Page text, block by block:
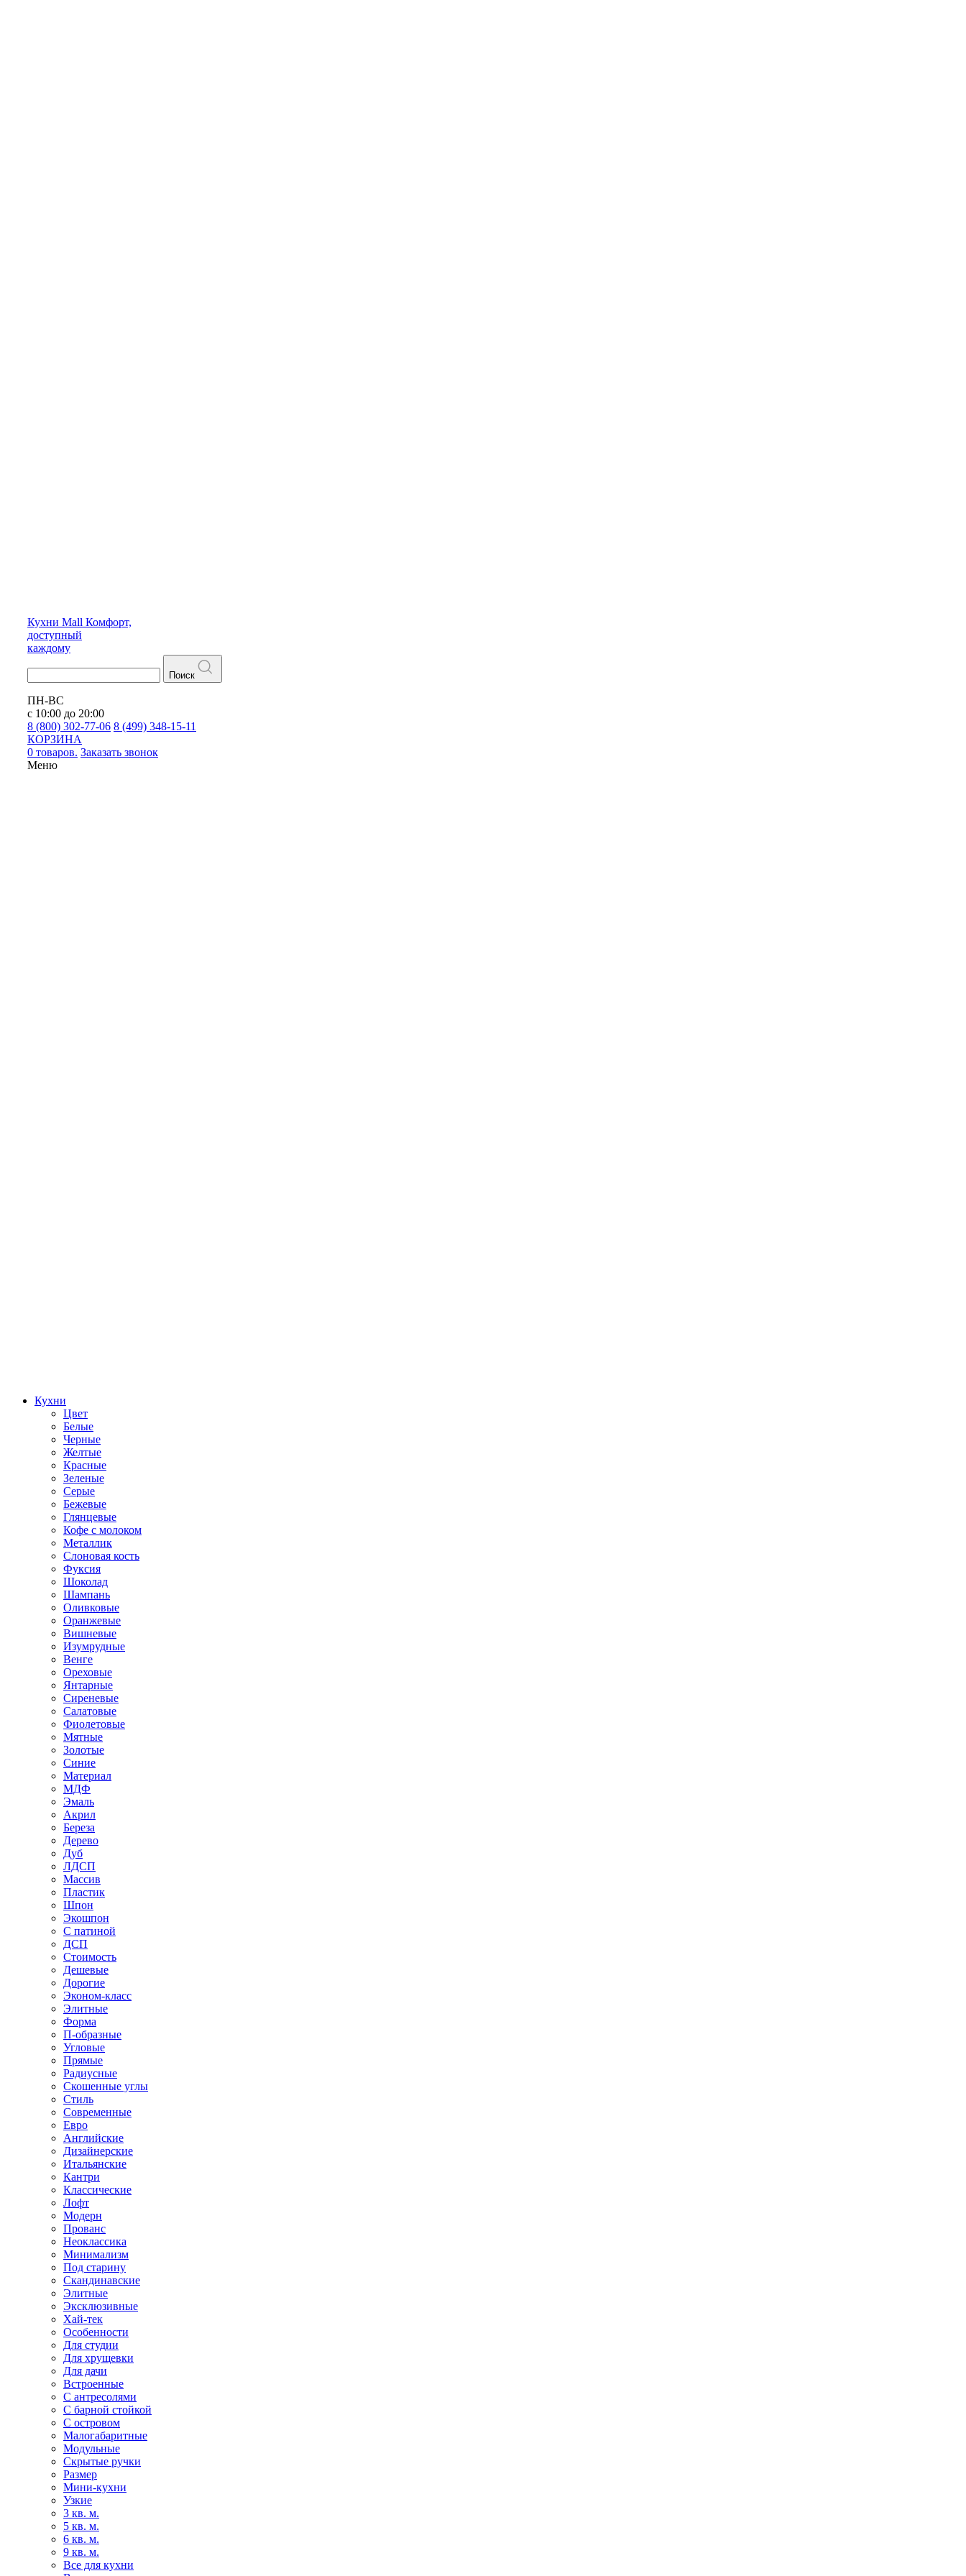
Кухни Mall Комфорт,
доступный
каждому
Поиск
ПН-ВС
с 10:00 до 20:00
8 (800) 302-77-06 8 (499) 348-15-11
КОРЗИНА
0 товаров. Заказать звонок
Меню
Кухни
Цвет
Белые
Черные
Желтые
Красные
Зеленые
Серые
Бежевые
Глянцевые
Кофе с молоком
Металлик
Слоновая кость
Фуксия
Шоколад
Шампань
Оливковые
Оранжевые
Вишневые
Изумрудные
Венге
Ореховые
Янтарные
Сиреневые
Салатовые
Фиолетовые
Мятные
Золотые
Синие
Материал
МДФ
Эмаль
Акрил
Береза
Дерево
Дуб
ЛДСП
Массив
Пластик
Шпон
Экошпон
С патиной
ДСП
Стоимость
Дешевые
Дорогие
Эконом-класс
Элитные
Форма
П-образные
Угловые
Прямые
Радиусные
Скошенные углы
Стиль
Современные
Евро
Английские
Дизайнерские
Итальянские
Кантри
Классические
Лофт
Модерн
Прованс
Неоклассика
Минимализм
Под старину
Скандинавские
Элитные
Эксклюзивные
Хай-тек
Особенности
Для студии
Для хрущевки
Для дачи
Встроенные
С антресолями
С барной стойкой
С островом
Малогабаритные
Модульные
Скрытые ручки
Размер
Мини-кухни
Узкие
3 кв. м.
5 кв. м.
6 кв. м.
9 кв. м.
Все для кухни